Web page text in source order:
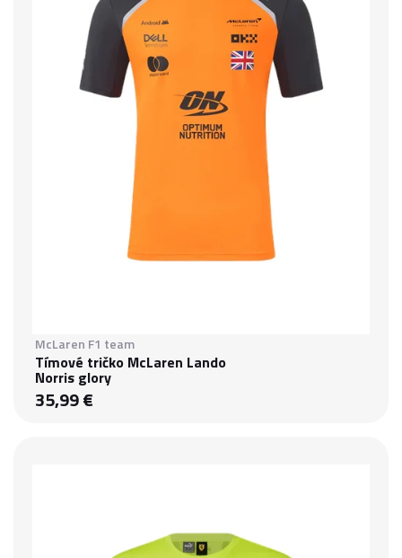
McLaren F1 team
Tímové tričko McLaren Lando
Norris glory
35,99 €